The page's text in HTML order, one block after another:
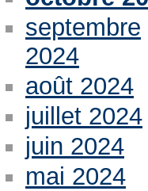
septembre
2024
août 2024
juillet 2024
juin 2024
mai 2024